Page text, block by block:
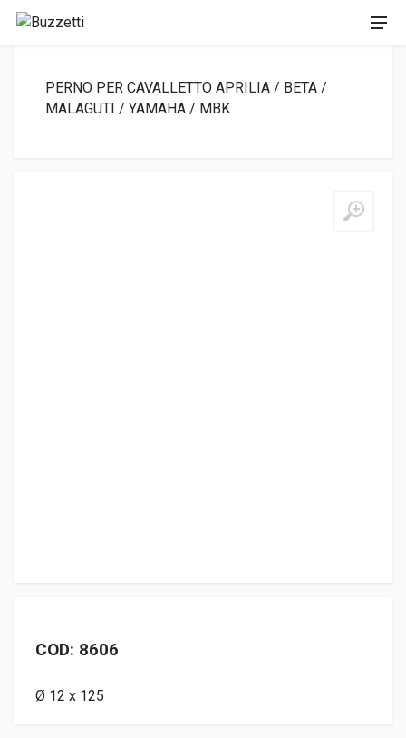
PERNO PER CAVALLETTO APRILIA / BETA /
MALAGUTI / YAMAHA / MBK
COD: 8606
Ø 12 x 125